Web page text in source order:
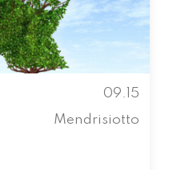
09.15
Mendrisiotto